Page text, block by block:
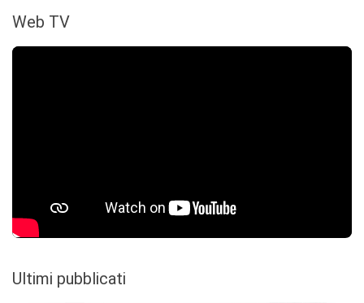
Web TV
Ultimi pubblicati